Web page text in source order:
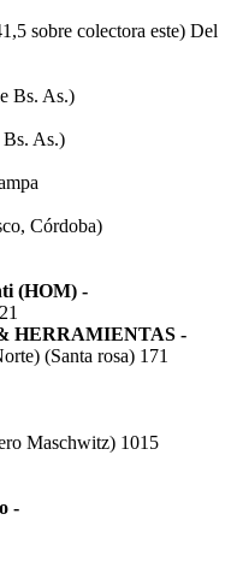
sobre colectora este) Del
Bs. As.)
Bs. As.)
Córdoba)
(HOM) -
HERRAMIENTAS -
(Santa rosa) 171
Maschwitz) 1015
-